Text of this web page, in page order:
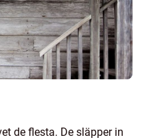
de flesta. De släpper in